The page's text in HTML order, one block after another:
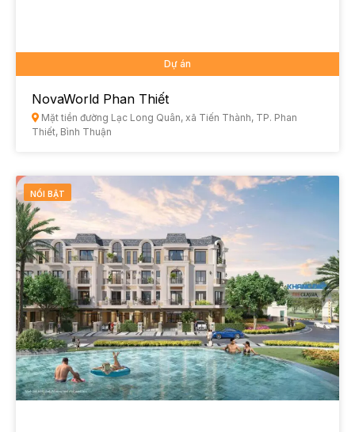
Dự án
NovaWorld Phan Thiết
Mặt tiền đường Lạc Long Quân, xã Tiến Thành, TP. Phan
Thiết, Bình Thuận
NỔI BẬT